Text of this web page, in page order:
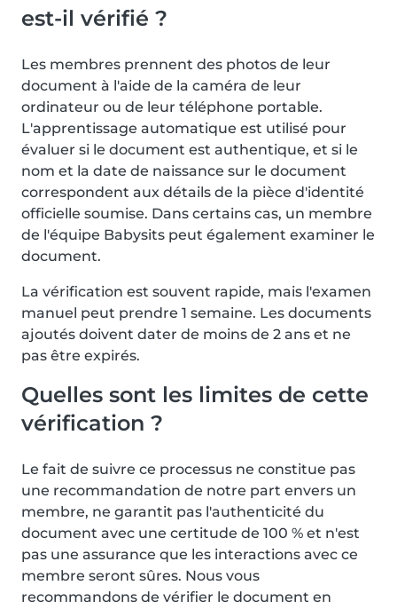
est-il vérifié ?
Les membres prennent des photos de leur
document à l'aide de la caméra de leur
ordinateur ou de leur téléphone portable.
L'apprentissage automatique est utilisé pour
évaluer si le document est authentique, et si le
nom et la date de naissance sur le document
correspondent aux détails de la pièce d'identité
officielle soumise. Dans certains cas, un membre
de l'équipe Babysits peut également examiner le
document.
La vérification est souvent rapide, mais l'examen
manuel peut prendre 1 semaine. Les documents
ajoutés doivent dater de moins de 2 ans et ne
pas être expirés.
Quelles sont les limites de cette
vérification ?
Le fait de suivre ce processus ne constitue pas
une recommandation de notre part envers un
membre, ne garantit pas l'authenticité du
document avec une certitude de 100 % et n'est
pas une assurance que les interactions avec ce
membre seront sûres. Nous vous
recommandons de vérifier le document en